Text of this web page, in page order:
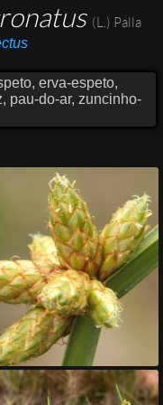
(L.) Palla
erva-espeto,
pau-do-ar, zuncinho-